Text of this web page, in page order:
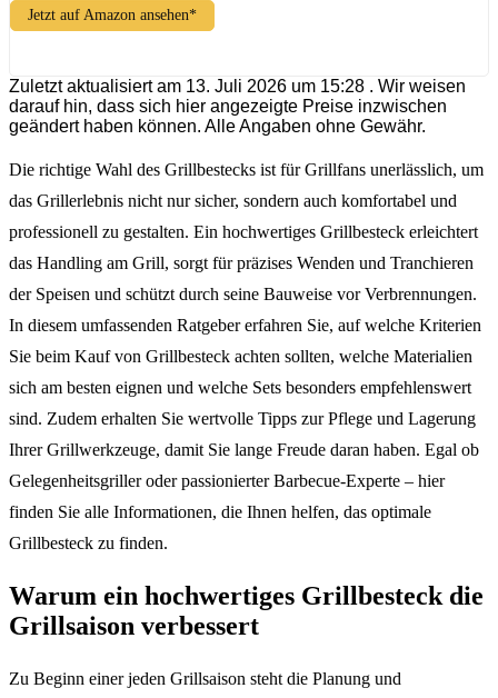
Jetzt auf Amazon ansehen*
Zuletzt aktualisiert am 13. Juli 2026 um 15:28 . Wir weisen
darauf hin, dass sich hier angezeigte Preise inzwischen
geändert haben können. Alle Angaben ohne Gewähr.
Die richtige Wahl des Grillbestecks ist für Grillfans unerlässlich, um
das Grillerlebnis nicht nur sicher, sondern auch komfortabel und
professionell zu gestalten. Ein hochwertiges Grillbesteck erleichtert
das Handling am Grill, sorgt für präzises Wenden und Tranchieren
der Speisen und schützt durch seine Bauweise vor Verbrennungen.
In diesem umfassenden Ratgeber erfahren Sie, auf welche Kriterien
Sie beim Kauf von Grillbesteck achten sollten, welche Materialien
sich am besten eignen und welche Sets besonders empfehlenswert
sind. Zudem erhalten Sie wertvolle Tipps zur Pflege und Lagerung
Ihrer Grillwerkzeuge, damit Sie lange Freude daran haben. Egal ob
Gelegenheitsgriller oder passionierter Barbecue-Experte – hier
finden Sie alle Informationen, die Ihnen helfen, das optimale
Grillbesteck zu finden.
Warum ein hochwertiges Grillbesteck die
Grillsaison verbessert
Zu Beginn einer jeden Grillsaison steht die Planung und